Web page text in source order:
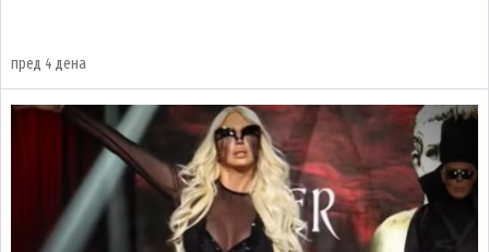
пред 4 дена